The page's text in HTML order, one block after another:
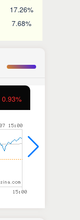
17.26%
7.68%
0.93%